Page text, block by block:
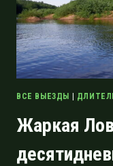
ВСЕ ВЫЕЗДЫ
Жаркая